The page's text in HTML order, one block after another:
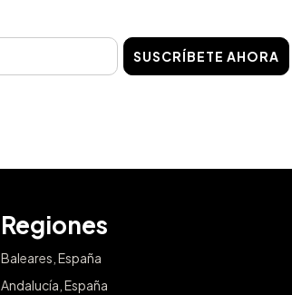
SUSCRÍBETE AHORA
Regiones
Baleares, España
Andalucía, España